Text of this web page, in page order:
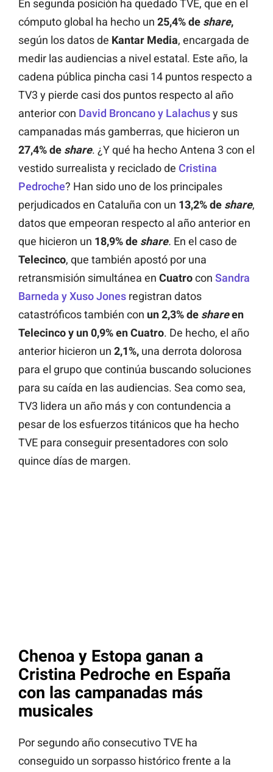
En segunda posición ha quedado TVE, que en el
cómputo global ha hecho un 25,4% de share,
según los datos de Kantar Media, encargada de
medir las audiencias a nivel estatal. Este año, la
cadena pública pincha casi 14 puntos respecto a
TV3 y pierde casi dos puntos respecto al año
anterior con David Broncano y Lalachusy sus
campanadas más gamberras, que hicieron un
27,4% de share. ¿Y qué ha hecho Antena 3 con el
vestido surrealista y reciclado de Cristina
Pedroche? Han sido uno de los principales
perjudicados en Cataluña con un 13,2% de share,
datos que empeoran respecto al año anterior en
que hicieron un 18,9% de share. En el caso de
Telecinco, que también apostó por una
retransmisión simultánea en Cuatrocon Sandra
Barneda y Xuso Jones registran datos
catastróficos también con un 2,3% de shareen
Telecinco y un 0,9% en Cuatro. De hecho, el año
anterior hicieron un 2,1%, una derrota dolorosa
para el grupo que continúa buscando soluciones
para su caída en las audiencias. Sea como sea,
TV3 lidera un año más y con contundencia a
pesar de los esfuerzos titánicos que ha hecho
TVE para conseguir presentadores con solo
quince días de margen.
Chenoa y Estopa ganan a
Cristina Pedroche en España
con las campanadas más
musicales
Por segundo año consecutivo TVE ha
conseguido un sorpasso histórico frente a la